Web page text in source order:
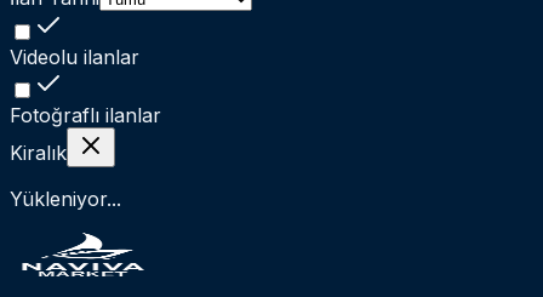
Videolu ilanlar
Fotoğraflı ilanlar
Kiralık
Yükleniyor...